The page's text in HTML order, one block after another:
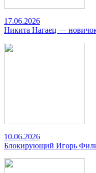
17.06.2026
Никита Нагаец — новичок
10.06.2026
Блокирующий Игорь